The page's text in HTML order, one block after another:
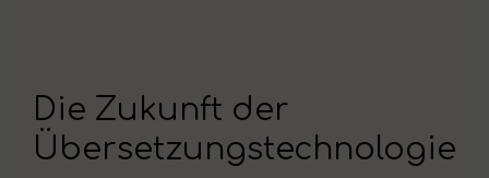
Die Zukunft der
Übersetzungstechnologie